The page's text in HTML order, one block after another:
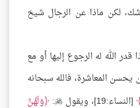
لكن ماذا عن الرجال شيخ
الله له الرجوع إليها أو مع
يحسن المعاشرة، فالله سبحانه
[النساء:19]، ويقول 
: وَلَهُنَّ